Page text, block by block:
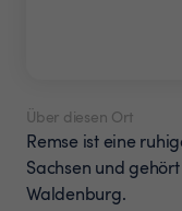
Über diesen Ort
Remse ist eine
Sachsen und
Waldenburg.